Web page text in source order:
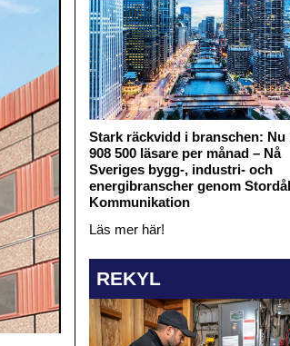
Stark räckvidd i branschen: Nu
908 500 läsare per månad – Nå
Sveriges bygg-, industri- och
energibranscher genom
Kommunikation
Läs mer här!
REKYL